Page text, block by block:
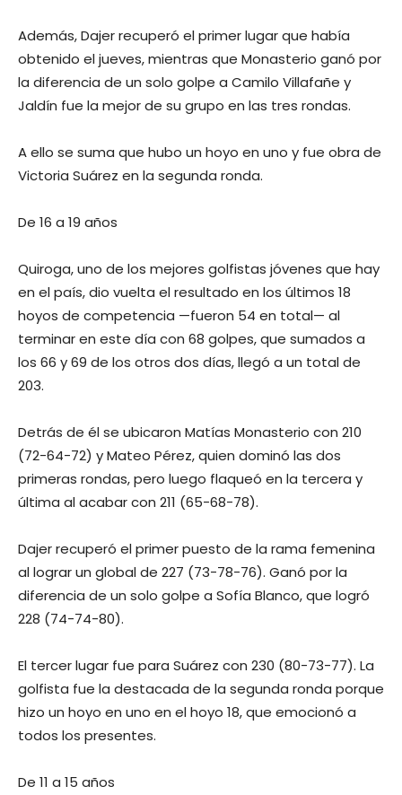
Además, Dajer recuperó el primer lugar que había
obtenido el jueves, mientras que Monasterio ganó por
la diferencia de un solo golpe a Camilo Villafañe y
Jaldín fue la mejor de su grupo en las tres rondas.
A ello se suma que hubo un hoyo en uno y fue obra de
Victoria Suárez en la segunda ronda.
De 16 a 19 años
Quiroga, uno de los mejores golfistas jóvenes que hay
en el país, dio vuelta el resultado en los últimos 18
hoyos de competencia —fueron 54 en total— al
terminar en este día con 68 golpes, que sumados a
los 66 y 69 de los otros dos días, llegó a un total de
203.
Detrás de él se ubicaron Matías Monasterio con 210
(72-64-72) y Mateo Pérez, quien dominó las dos
primeras rondas, pero luego flaqueó en la tercera y
última al acabar con 211 (65-68-78).
Dajer recuperó el primer puesto de la rama femenina
al lograr un global de 227 (73-78-76). Ganó por la
diferencia de un solo golpe a Sofía Blanco, que logró
228 (74-74-80).
El tercer lugar fue para Suárez con 230 (80-73-77). La
golfista fue la destacada de la segunda ronda porque
hizo un hoyo en uno en el hoyo 18, que emocionó a
todos los presentes.
De 11 a 15 años